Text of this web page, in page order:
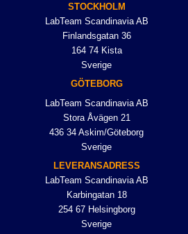
STOCKHOLM
LabTeam Scandinavia AB
Finlandsgatan 36
164 74 Kista
Sverige
GÖTEBORG
LabTeam Scandinavia AB
Stora Åvägen 21
436 34 Askim/Göteborg
Sverige
LEVERANSADRESS
LabTeam Scandinavia AB
Karbingatan 18
254 67 Helsingborg
Sverige